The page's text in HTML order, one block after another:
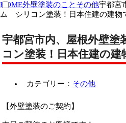
HOME外壁塗装のこと その他宇都宮
ム シリコン塗装！日本住建の建物
宇都宮市内、屋根外壁
コン塗装！日本住建の建
カテゴリー： その他
【外壁塗装のご契約】